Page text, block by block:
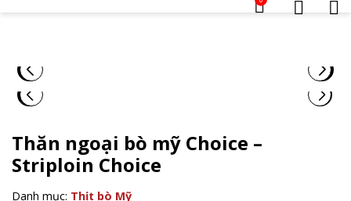
Thăn ngoại bò mỹ Choice –
Striploin Choice
Danh mục: Thịt bò Mỹ